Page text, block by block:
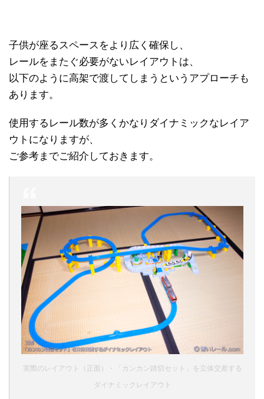
子供が座るスペースをより広く確保し、
レールをまたぐ必要がないレイアウトは、
以下のように高架で渡してしまうというアプローチも
あります。
使用するレール数が多くかなりダイナミックなレイア
ウトになりますが、
ご参考までご紹介しておきます。
実際のレイアウト（正面）・「カンカン踏切セット」を立体交差する
ダイナミックレイアウト